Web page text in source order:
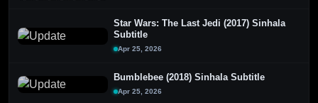
Star Wars: The Last Jedi (2017) Sinhala
Subtitle
Apr 25, 2026
Bumblebee (2018) Sinhala Subtitle
Apr 25, 2026